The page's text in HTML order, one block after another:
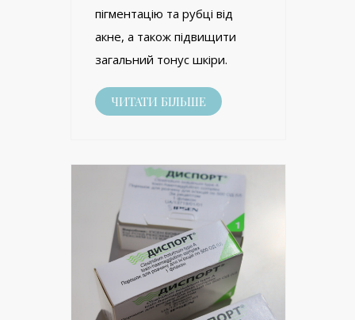
пігментацію та рубці від
акне, а також підвищити
загальний тонус шкіри.
ЧИТАТИ БІЛЬШЕ